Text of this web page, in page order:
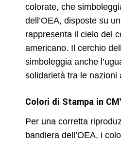
colorate, che
dell’OEA, disposte su
rappresenta il cielo del
americano. Il cerchio
simboleggia anche
solidarietà tra le nazioni
Colori di Stampa in
Per una corretta
bandiera dell’OEA, i